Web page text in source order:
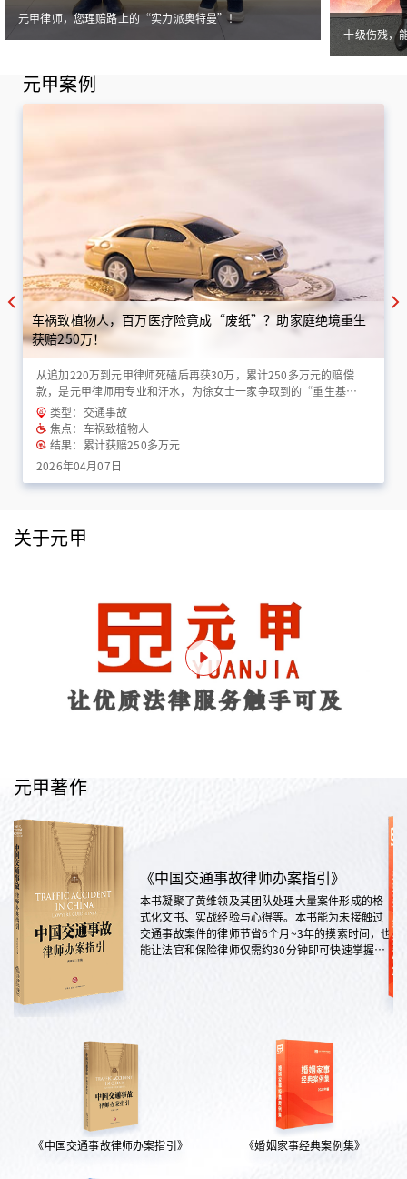
元甲律师，您理赔路上的“实力派奥特曼”！
十级伤残，
元甲案例
车祸致植物人，百万医疗险竟成“废纸”？助家庭绝境重生
获赔250万！
从追加220万到元甲律师死磕后再获30万，累计250多万元的赔偿
款，是元甲律师用专业和汗水，为徐女士一家争取到的“重生基
金”！
类型：交通事故
焦点：车祸致植物人
结果：累计获赔250多万元
2026年04月07日
关于元甲
元甲著作
《中国交通事故律师办案指引》
本书凝聚了黄维领及其团队处理大量案件形成的格
式化文书、实战经验与心得等。本书能为未接触过
交通事故案件的律师节省6个月~3年的摸索时间，也
能让法官和保险律师仅需约30分钟即可快速掌握案
《中国交通事故律师办案指引》 《婚姻家事经典案例集》